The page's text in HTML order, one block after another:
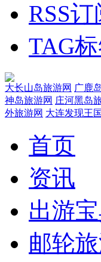
RSS订
TAG
大长山岛旅游网 广鹿
神岛旅游网 庄河黑岛
外旅游网 大连发现王国
首页
资讯
出游
邮轮